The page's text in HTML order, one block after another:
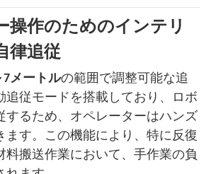
操作のためのインテリ
律追従
7メートルの範囲で調整可能な追
追従モードを搭載しており、ロボ
するため、オペレーターはハンズ
ます。この機能により、特に反復
料搬送作業において、手作業の負